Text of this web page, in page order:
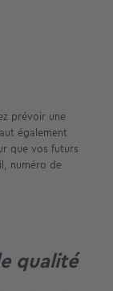
prévoir une
également
que vos futurs
numéro de
qualité